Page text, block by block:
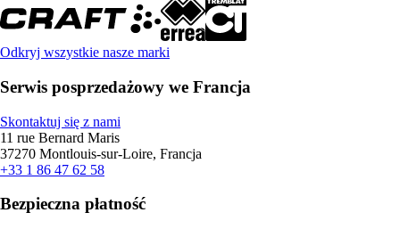
Odkryj wszystkie nasze marki
Serwis posprzedażowy we Francja
Skontaktuj się z nami
11 rue Bernard Maris
37270 Montlouis-sur-Loire, Francja
+33 1 86 47 62 58
Bezpieczna płatność